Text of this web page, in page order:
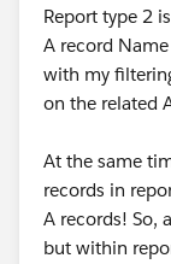
Report type 2
A record
with my
on the related
At the same
records in
A records! So,
but within